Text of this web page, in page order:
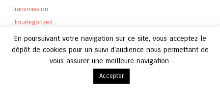
Transmission
Uncategorized
En poursuivant votre navigation sur ce site, vous acceptez le
dépôt de cookies pour un suivi d'audience nous permettant de
vous assurer une meilleure navigation.
Accepter